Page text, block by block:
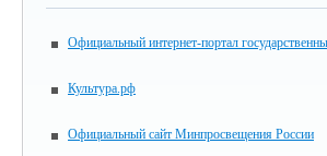
Официальный интернет-портал
Культура.рф
Официальный сайт Минпросвещения России